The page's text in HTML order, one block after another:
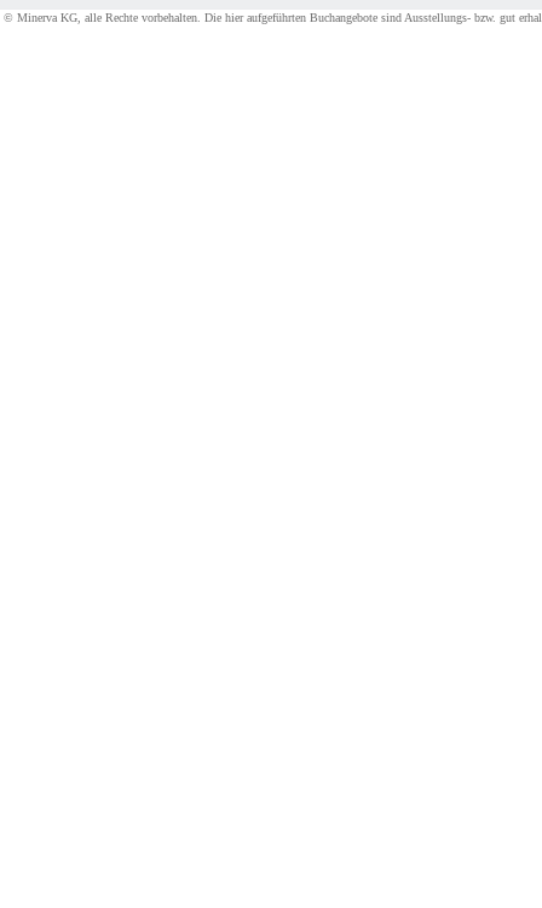
© Minerva KG, alle Rechte vorbehalten. Die hier aufgeführten Buchangebote sind Ausstellungs- bzw. gut